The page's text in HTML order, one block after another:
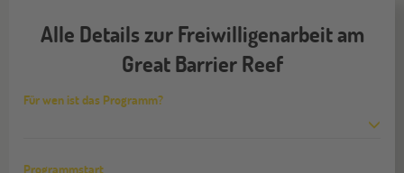
Alle Details zur Freiwilligenarbeit am
Great Barrier Reef
Für wen ist das Programm?
Programmstart